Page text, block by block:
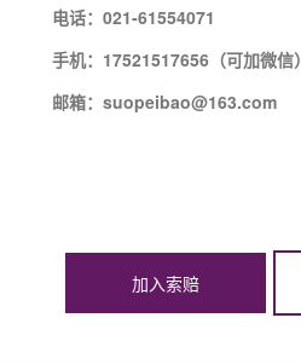
电话：021-61554071
手机：17521517656（可加微信）
邮箱：suopeibao@163.com
加入索赔